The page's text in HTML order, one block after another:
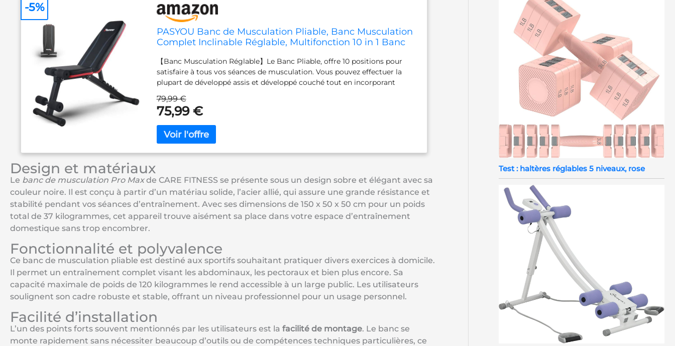
PASYOU Banc de Musculation Pliable, Banc Musculation
Complet Inclinable Réglable, Multifonction 10 in 1 Banc
230Kg capacité de poids
【Banc Musculation Réglable】Le Banc Pliable, offre 10 positions pour
satisfaire à tous vos séances de musculation. Vous pouvez effectuer la
plupart de développé assis et développé couché tout en incorporant
développer/ garder vos muscles. La conception de la fente vous permet
d'ajuster la position idéale de votre dossier en soulevant simplement la
tige de support du dossier. 【Structure Robuste & Antidérapante】Le
Banc Musculation Pliable adopte d’une structure triangulaire unique et
est fabriqué en acier épaissi robuste, capacité de poids de 230KG, aucun
souci pour la stabilité. Le couvre-pieds réglable et antidérapant maintient
vous offrant ainsi une expérience d'entraînement sûre ! 【Hauteur de
l'utilisateur jusqu'à 185 cm】Avec un rembourrage en mousse écologique
de haute densité, le dossier et le siège du banc possèdent une protection
antichoque et réduisent la fatigue musculaire lorsque vous effectuez un
entraînement complet du corps, rendent le fitness plus confortable. La
presque entièrement assemblé, le paquet contient des instructions de
montage et des outils. Il vous suffit d'assembler les tubes de support
avant et arrière. Après votre entraînement, vous pouvez simplement les
plier et les placer dans le coin, dans le placard ou sous le lit. Dimensions
plié : 90 x 40 x 25 cm. Économisez 80% d'espace. 【AUCUN SOUCIS】Nous
offrons une garantie d'un an et un service après-vente professionnel à vie.
Si vous avez des questions, n'hésitez pas à nous contacter. Service client
24h/24 et 7j/7 pour résoudre les problèmes à temps. Solutions 100%
satisfaisantes！
79,99 €
75,99 €
-5%
Design et matériaux
Le banc de musculation Pro Maxde CARE FITNESS se présente sous un design sobre et élégant avec sa
couleur noire. Il est conçu à partir d’un matériau solide, l’acier allié, qui assure une grande résistance et
stabilité pendant vos séances d’entraînement. Avec ses dimensions de 150 x 50 x 50 cm pour un poids
total de 37 kilogrammes, cet appareil trouve aisément sa place dans votre espace d’entraînement
domestique sans trop encombrer.
Fonctionnalité et polyvalence
Ce banc de musculation pliable est destiné aux sportifs souhaitant pratiquer divers exercices à domicile.
Il permet un entraînement complet visant les abdominaux, les pectoraux et bien plus encore. Sa
capacité maximale de poids de 120 kilogrammes le rend accessible à un large public. Les utilisateurs
soulignent son cadre robuste et stable, offrant un niveau professionnel pour un usage personnel.
Facilité d’installation
L’un des points forts souvent mentionnés par les utilisateurs est la facilité de montage. Le banc se
monte rapidement sans nécessiter beaucoup d’outils ou de compétences techniques particulières, ce
Test : haltères réglables 5 niveaux, rose